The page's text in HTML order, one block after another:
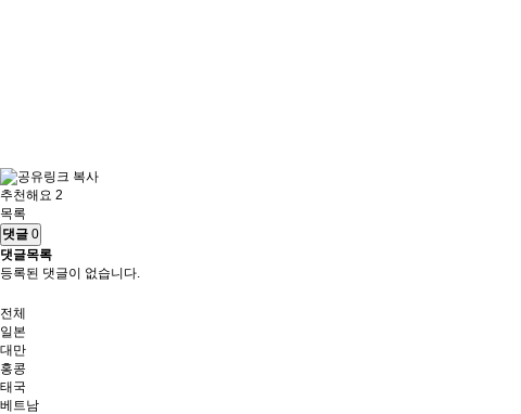
추천해요 2
목록
댓글 0
댓글목록
등록된 댓글이 없습니다.
전체
일본
대만
홍콩
태국
베트남